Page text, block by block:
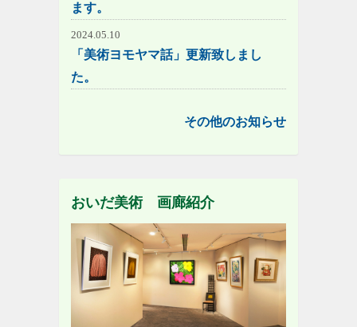
ます。
2024.05.10
「美術ヨモヤマ話」更新致しまし
た。
その他のお知らせ
おいだ美術 画廊紹介